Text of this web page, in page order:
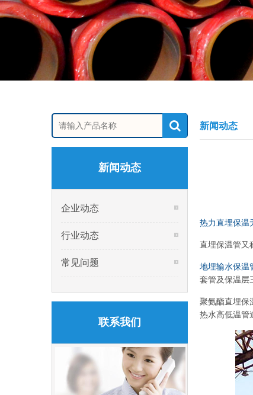
新闻动态
热力直埋保温
直埋保温管又
地埋输水保温
套管及保温层
聚氨酯直埋保
热水高低温管
新闻动态
企业动态
行业动态
常见问题
联系我们